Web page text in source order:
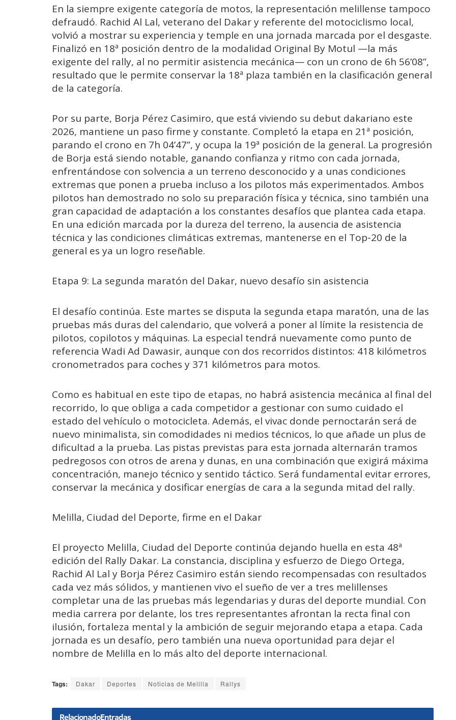
En la siempre exigente categoría de motos, la representación melillense tampoco
defraudó. Rachid Al Lal, veterano del Dakar y referente del motociclismo local,
volvió a mostrar su experiencia y temple en una jornada marcada por el desgaste.
Finalizó en 18ª posición dentro de la modalidad Original By Motul —la más
exigente del rally, al no permitir asistencia mecánica— con un crono de 6h 56’08”,
resultado que le permite conservar la 18ª plaza también en la clasificación general
de la categoría.
Por su parte, Borja Pérez Casimiro, que está viviendo su debut dakariano este
2026, mantiene un paso firme y constante. Completó la etapa en 21ª posición,
parando el crono en 7h 04’47”, y ocupa la 19ª posición de la general. La progresión
de Borja está siendo notable, ganando confianza y ritmo con cada jornada,
enfrentándose con solvencia a un terreno desconocido y a unas condiciones
extremas que ponen a prueba incluso a los pilotos más experimentados. Ambos
pilotos han demostrado no solo su preparación física y técnica, sino también una
gran capacidad de adaptación a los constantes desafíos que plantea cada etapa.
En una edición marcada por la dureza del terreno, la ausencia de asistencia
técnica y las condiciones climáticas extremas, mantenerse en el Top-20 de la
general es ya un logro reseñable.
Etapa 9: La segunda maratón del Dakar, nuevo desafío sin asistencia
El desafío continúa. Este martes se disputa la segunda etapa maratón, una de las
pruebas más duras del calendario, que volverá a poner al límite la resistencia de
pilotos, copilotos y máquinas. La especial tendrá nuevamente como punto de
referencia Wadi Ad Dawasir, aunque con dos recorridos distintos: 418 kilómetros
cronometrados para coches y 371 kilómetros para motos.
Como es habitual en este tipo de etapas, no habrá asistencia mecánica al final del
recorrido, lo que obliga a cada competidor a gestionar con sumo cuidado el
estado del vehículo o motocicleta. Además, el vivac donde pernoctarán será de
nuevo minimalista, sin comodidades ni medios técnicos, lo que añade un plus de
dificultad a la prueba. Las pistas previstas para esta jornada alternarán tramos
pedregosos con otros de arena y dunas, en una combinación que exigirá máxima
concentración, manejo técnico y sentido táctico. Será fundamental evitar errores,
conservar la mecánica y dosificar energías de cara a la segunda mitad del rally.
Melilla, Ciudad del Deporte, firme en el Dakar
El proyecto Melilla, Ciudad del Deporte continúa dejando huella en esta 48ª
edición del Rally Dakar. La constancia, disciplina y esfuerzo de Diego Ortega,
Rachid Al Lal y Borja Pérez Casimiro están siendo recompensadas con resultados
cada vez más sólidos, y mantienen vivo el sueño de ver a tres melillenses
completar una de las pruebas más legendarias y duras del deporte mundial. Con
media carrera por delante, los tres representantes afrontan la recta final con
ilusión, fortaleza mental y la ambición de seguir mejorando etapa a etapa. Cada
jornada es un desafío, pero también una nueva oportunidad para dejar el
nombre de Melilla en lo más alto del deporte internacional.
Tags: Dakar Deportes Noticias de Melilla Rallys
RelacionadoEntradas